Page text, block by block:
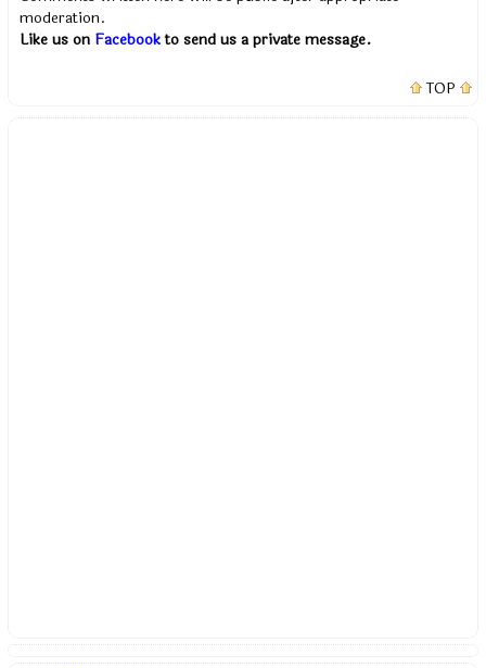
moderation.
Like us on Facebookto send us a private message.
TOP